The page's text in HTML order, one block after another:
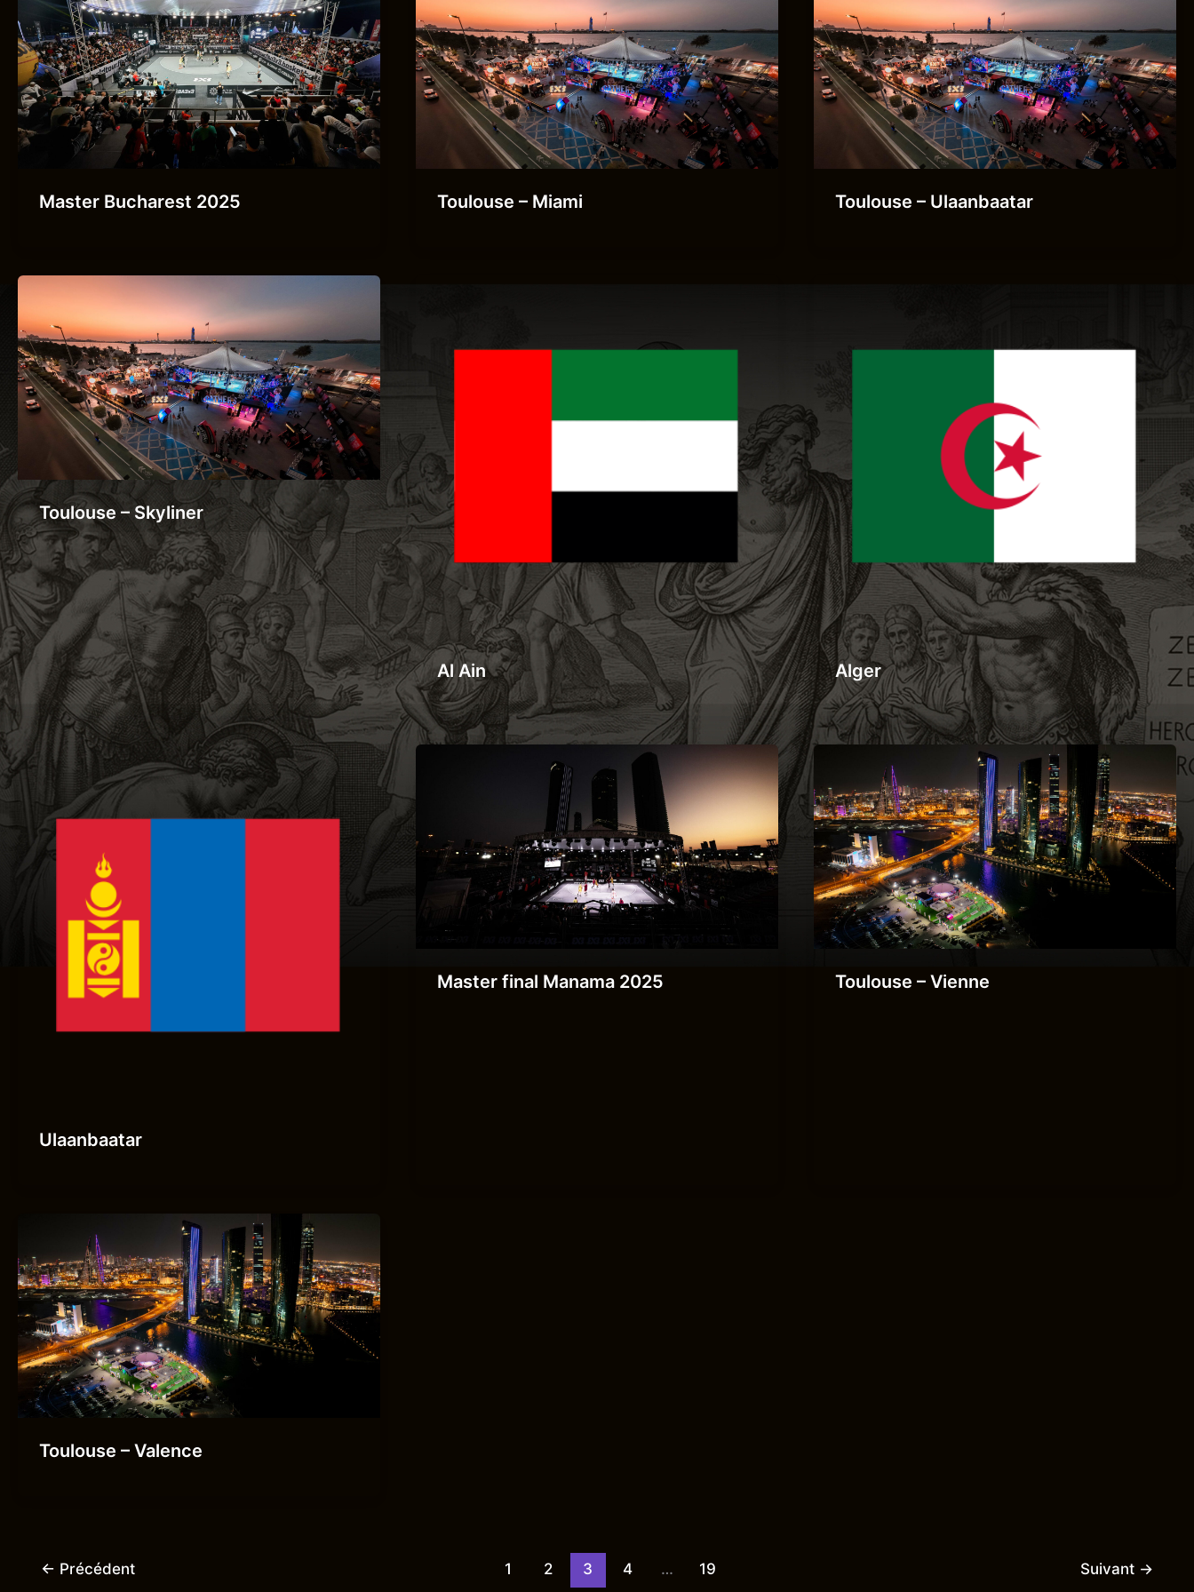
Master Bucharest 2025 Toulouse – Miami Toulouse – Ulaanbaatar
Toulouse – Skyliner
Al Ain Alger
Ulaanbaatar
Master final Manama 2025 Toulouse – Vienne
Toulouse – Valence
← Précédent 1 2 3 4 … 19 Suivant →